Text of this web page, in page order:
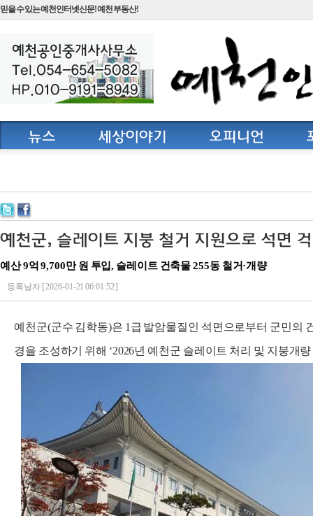
믿을 수 있는 예천인터넷신문! 예천 부동산!
예산 9억 9,700만 원 투입, 슬레이트 건축물 255동 철거·개량
등록날자 [ 2026-01-21 06:01:52 ]
예천군(군수 김학동)은 1급 발암물질인 석면으로부터 군민의
경을 조성하기 위해 ‘2026년 예천군 슬레이트 처리 및 지붕개